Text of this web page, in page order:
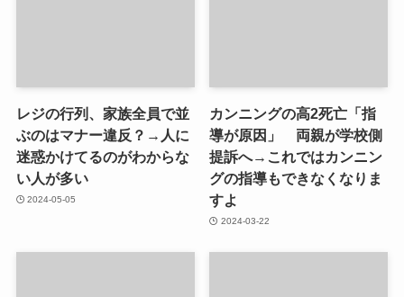
レジの行列、家族全員で並
ぶのはマナー違反？→人に
迷惑かけてるのがわからな
い人が多い
2024-05-05
カンニングの高2死亡「指
導が原因」 両親が学校側
提訴へ→これではカンニン
グの指導もできなくなりま
すよ
2024-03-22